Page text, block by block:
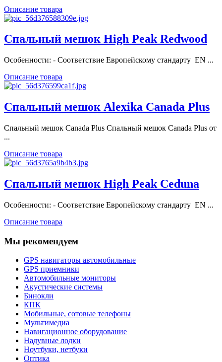
Описание товара
Спальный мешок High Peak Redwood
Особенности: - Соответствие Европейскому стандарту EN ...
Описание товара
Спальный мешок Alexika Canada Plus
Спальный мешок Canada Plus Спальный мешок Canada Plus от
...
Описание товара
Спальный мешок High Peak Ceduna
Особенности: - Соответствие Европейскому стандарту EN ...
Описание товара
Мы рекомендуем
GPS навигаторы автомобильные
GPS приемники
Автомобильные мониторы
Акустические системы
Бинокли
КПК
Мобильные, сотовые телефоны
Мультимедиа
Навигационное оборудование
Надувные лодки
Ноутбуки, нетбуки
Оптика